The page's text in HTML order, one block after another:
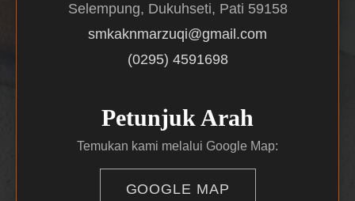
Selempung, Dukuhseti, Pati 59158
smkaknmarzuqi@gmail.com
(0295) 4591698
Petunjuk Arah
Temukan kami melalui Google Map:
GOOGLE MAP